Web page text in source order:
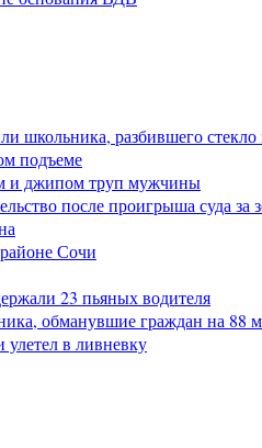
разбившего стекло
подъеме
и джипом труп мужчины
после проигрыша суда за
Сочи
23 пьяных водителя
обманувшие граждан на 88
в ливневку